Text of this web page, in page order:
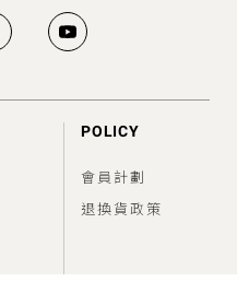
POLICY
會員計劃
退換貨政策